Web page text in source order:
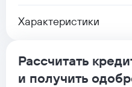
Характеристики
Рассчитать
и получить